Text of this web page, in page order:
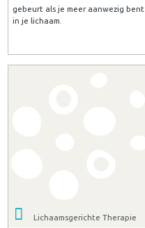
gebeurt als je meer aanwezig bent
in je lichaam.
Lichaamsgerichte Therapie